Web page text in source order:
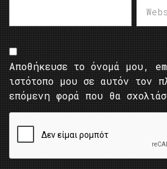
Αποθήκευσε το όνομά μου,
ιστότοπο μου σε αυτόν τον
επόμενη φορά που θα